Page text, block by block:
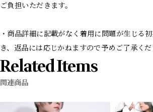
ご負担いただきます。
・商品詳細に記載がなく着用に問題が生じる
き、返品には応じかねますので予めご了承くだ
Related Items
関連商品